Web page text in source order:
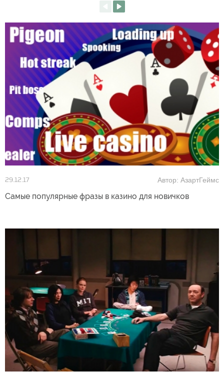
29.12.17 Автор: АзартГеймс
Самые популярные фразы в казино для новичков